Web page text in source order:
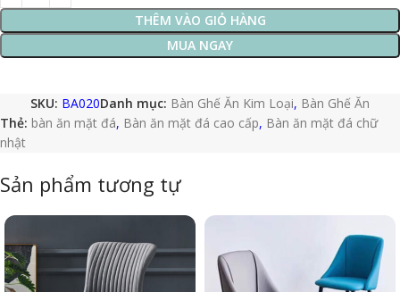
THÊM VÀO GIỎ HÀNG
MUA NGAY
SKU: BA020Danh mục: Bàn Ghế Ăn Kim Loại, Bàn Ghế Ăn
Thẻ: bàn ăn mặt đá, Bàn ăn mặt đá cao cấp, Bàn ăn mặt đá chữ
nhật
Sản phẩm tương tự